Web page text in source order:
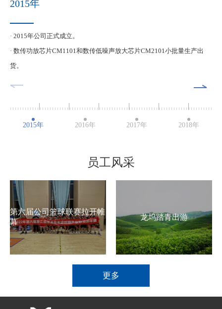
2015年
· 2015年公司正式成立。
· 数传功放芯片CM1101和数传低噪声放大芯片CM2101小批量生产出
货。
2015年 2016年 2017年 2018年
员工风采
第六届公司篮球联赛拉开帷
幕
龙坞踏青出游
更多